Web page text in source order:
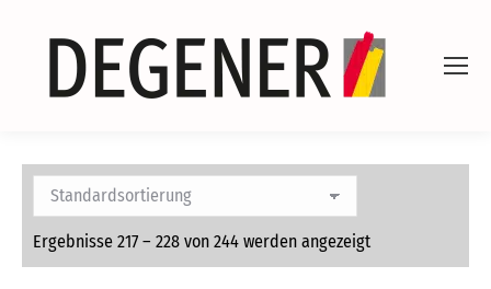
Ergebnisse 217 – 228 von 244 werden angezeigt